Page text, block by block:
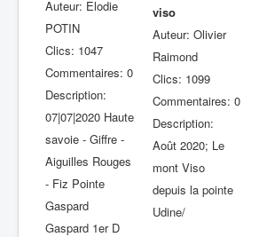
Auteur: Elodie
POTIN
Clics: 1047
Commentaires: 0
Description:
07|07|2020 Haute
savoie - Giffre -
Aiguilles Rouges
- Fiz Pointe
Gaspard
Gaspard 1er D
viso
Auteur: Olivier
Raimond
Clics: 1099
Commentaires: 0
Description:
Août 2020; Le
mont Viso
depuis la pointe
Udine/